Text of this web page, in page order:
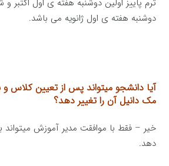
ترم پاییز اولین دوشنبه هفته ی اول اکتبر و
دوشنبه هفته ی اول ژانویه می باشد.
آیا دانشجو میتواند پس از تعیین کلاس و
مک دانیل آن را تغییر دهد؟
خیر – فقط با موافقت مدیر آموزش میتواند
دهد.